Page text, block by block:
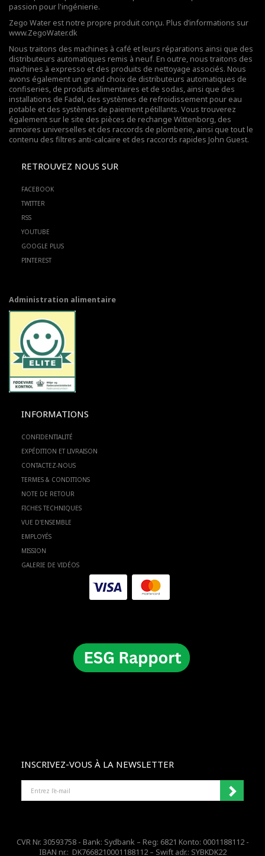
passion pour l'ingénierie.
Zego Water est notre propre produit conçu. Plus d’informations sur
www.ZegoWater.dk
Nous traitons des machines à café et leurs réparations ainsi que des
distributeurs automatiques remis à neuf. En outre, nous traitons des
machines à expresso et des produits de nettoyage associés. Nous
avons également un grand choix de distributeurs automatiques de
confiseries, de produits alimentaires et de sodas, ainsi que des
installations de Fadøl, des systèmes de refroidissement pour eau
potable et des systèmes de paiement pétillants. Vous trouverez
également sur le site des pièces de rechange Wittenborg, des
armoires universelles et des raccords de plomberie, ainsi que tout le
contenu des filtres anti-calcaire et des raccords rapides John Guest.
RETROUVEZ NOUS SUR
FACEBOOK
TWITTER
RSS
YOUTUBE
GOOGLE PLUS
PINTEREST
Administration alimentaire
INFORMATIONS
CONFIDENTIALITÉ
EXPÉDITION ET LIVRAISON
CONTACTEZ-NOUS
TERMES & CONDITIONS
NOTE DE RETOUR
FICHES TECHNIQUES
VUE D'ENSEMBLE
EMPLOYÉS
MISSION
GALERIE DE VIDÉOS
INSCRIVEZ-VOUS À LA NEWSLETTER
MAIL
CVR Nr. 30593758 - Bank: Sydbank – Reg: 6821 Konto: 0001188112 -
IBAN nr.: DK7668210001188112 – Swift adr.: SYBKDK22